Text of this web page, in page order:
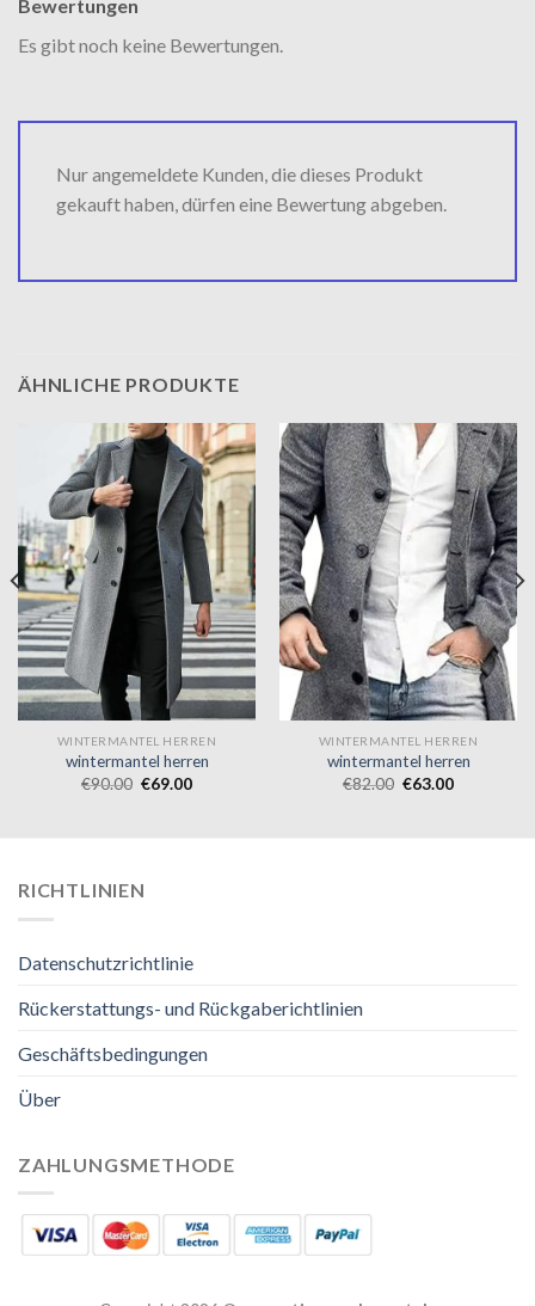
Bewertungen
Es gibt noch keine Bewertungen.
Nur angemeldete Kunden, die dieses Produkt
gekauft haben, dürfen eine Bewertung abgeben.
ÄHNLICHE PRODUKTE
WINTERMANTEL HERREN
wintermantel herren
€90.00 €69.00
WINTERMANTEL HERREN
wintermantel herren
€82.00 €63.00
RICHTLINIEN
Datenschutzrichtlinie
Rückerstattungs- und Rückgaberichtlinien
Geschäftsbedingungen
Über
ZAHLUNGSMETHODE